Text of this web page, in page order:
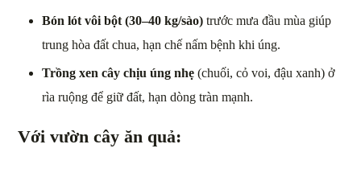
Bón lót vôi bột (30–40 kg/sào) trước mưa đầu mùa giúp
trung hòa đất chua, hạn chế nấm bệnh khi úng.
Trồng xen cây chịu úng nhẹ (chuối, cỏ voi, đậu xanh) ở
rìa ruộng để giữ đất, hạn dòng tràn mạnh.
Vớivườn cây ăn quả: